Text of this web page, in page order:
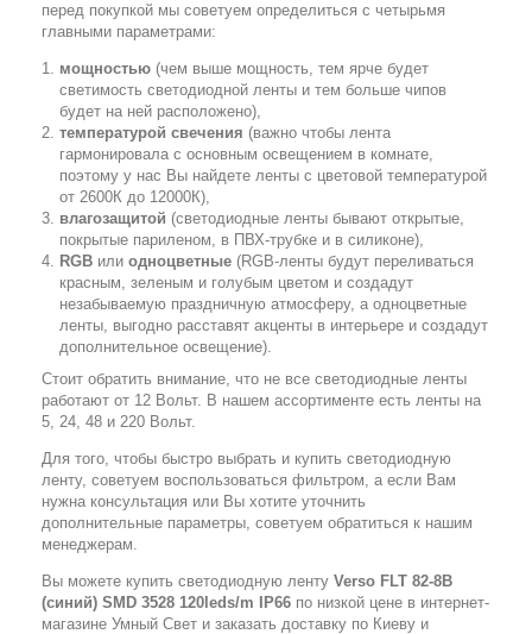
перед покупкой мы советуем определиться с четырьмя
главными параметрами:
мощностью (чем выше мощность, тем ярче будет
светимость светодиодной ленты и тем больше чипов
будет на ней расположено),
температурой свечения (важно чтобы лента
гармонировала с основным освещением в комнате,
поэтому у нас Вы найдете ленты с цветовой температурой
от 2600К до 12000К),
влагозащитой (светодиодные ленты бывают открытые,
покрытые париленом, в ПВХ-трубке и в силиконе),
RGB или одноцветные (RGB-ленты будут переливаться
красным, зеленым и голубым цветом и создадут
незабываемую праздничную атмосферу, а одноцветные
ленты, выгодно расставят акценты в интерьере и создадут
дополнительное освещение).
Стоит обратить внимание, что не все светодиодные ленты
работают от 12 Вольт. В нашем ассортименте есть ленты на
5, 24, 48 и 220 Вольт.
Для того, чтобы быстро выбрать и купить светодиодную
ленту, советуем воспользоваться фильтром, а если Вам
нужна консультация или Вы хотите уточнить
дополнительные параметры, советуем обратиться к нашим
менеджерам.
Вы можете купить светодиодную ленту Verso FLT 82-8B
(синий) SMD 3528 120leds/m IP66 по низкой цене в интернет-
магазине Умный Свет и заказать доставку по Киеву и